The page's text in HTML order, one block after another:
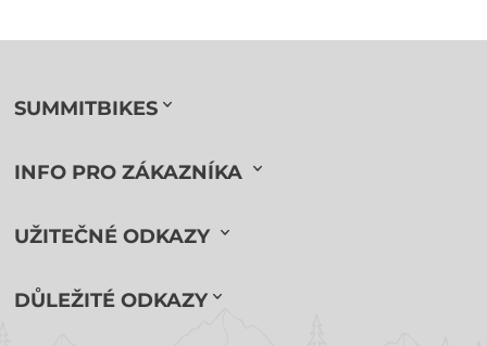
SUMMITBIKES
INFO PRO ZÁKAZNÍKA
UŽITEČNÉ ODKAZY
DŮLEŽITÉ ODKAZY